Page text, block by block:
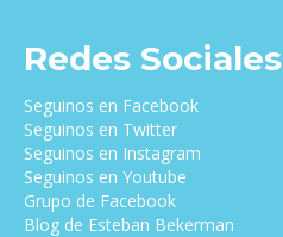
Redes Sociales
Seguinos en Facebook
Seguinos en Twitter
Seguinos en Instagram
Seguinos en Youtube
Grupo de Facebook
Blog de Esteban Bekerman